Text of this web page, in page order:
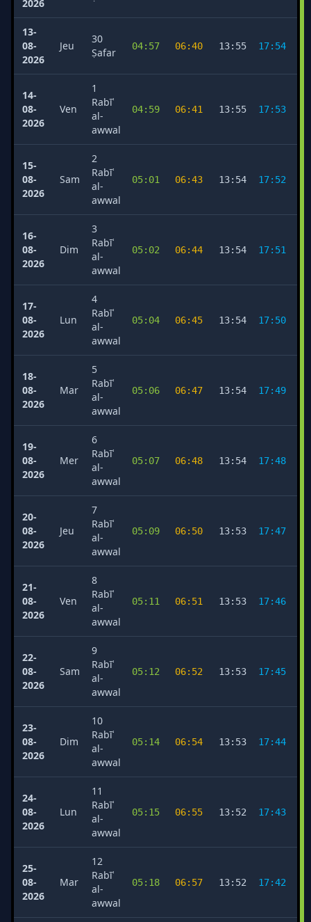
2026
13-
08-
2026
Jeu
30
Ṣafar
04:57 06:40 13:55 17:54
14-
08-
2026
Ven
1
Rabīʿ
al-
awwal
04:59 06:41 13:55 17:53
15-
08-
2026
Sam
2
Rabīʿ
al-
awwal
05:01 06:43 13:54 17:52
16-
08-
2026
Dim
3
Rabīʿ
al-
awwal
05:02 06:44 13:54 17:51
17-
08-
2026
Lun
4
Rabīʿ
al-
awwal
05:04 06:45 13:54 17:50
18-
08-
2026
Mar
5
Rabīʿ
al-
awwal
05:06 06:47 13:54 17:49
19-
08-
2026
Mer
6
Rabīʿ
al-
awwal
05:07 06:48 13:54 17:48
20-
08-
2026
Jeu
7
Rabīʿ
al-
awwal
05:09 06:50 13:53 17:47
21-
08-
2026
Ven
8
Rabīʿ
al-
awwal
05:11 06:51 13:53 17:46
22-
08-
2026
Sam
9
Rabīʿ
al-
awwal
05:12 06:52 13:53 17:45
23-
08-
2026
Dim
10
Rabīʿ
al-
awwal
05:14 06:54 13:53 17:44
24-
08-
2026
Lun
11
Rabīʿ
al-
awwal
05:15 06:55 13:52 17:43
25-
08-
2026
Mar
12
Rabīʿ
al-
awwal
05:18 06:57 13:52 17:42